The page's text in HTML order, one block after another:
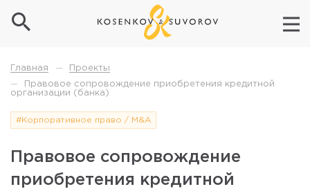
Главная — Проекты
—
Правовое сопровождение приобретения кредитной
организации (банка)
#Корпоративное право / M&A
Правовое сопровождение
приобретения кредитной